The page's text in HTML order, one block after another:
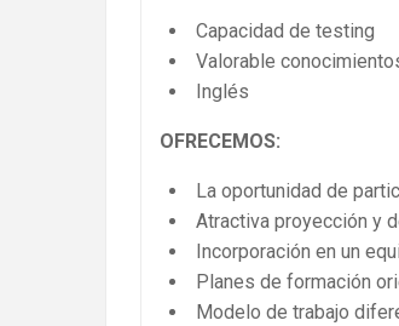
Capacidad de testing
Valorable
Inglés
OFRECEMOS:
La oportunidad de
Atractiva proyección y
Incorporación en un
Planes de formación
Modelo de trabajo